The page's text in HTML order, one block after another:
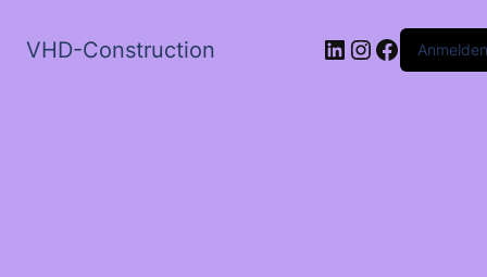
VHD-Construction LinkedIn
Instagram
Anmelden